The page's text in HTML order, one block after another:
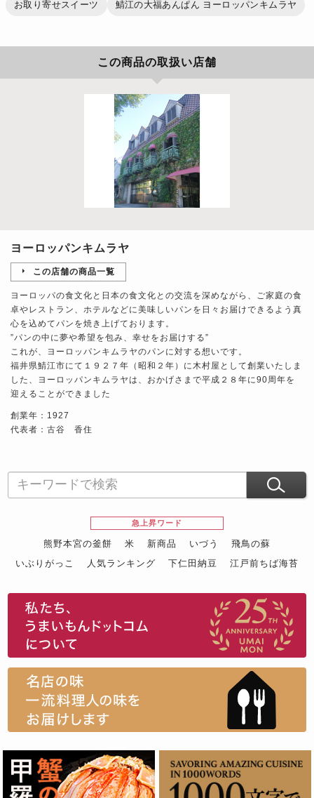
お取り寄せスイーツ 鯖江の大福あんぱん ヨーロッパンキムラヤ
この商品の取扱い店舗
ヨーロッパンキムラヤ
この店舗の商品一覧
ヨーロッパの食文化と日本の食文化との交流を深めながら、ご家庭の食
卓やレストラン、ホテルなどに美味しいパンを日々お届けできるよう真
心を込めてパンを焼き上げております。
”パンの中に夢や希望を包み、幸せをお届けする”
これが、ヨーロッパンキムラヤのパンに対する想いです。
福井県鯖江市にて１９２７年（昭和２年）に木村屋として創業いたしま
した、ヨーロッパンキムラヤは、おかげさまで平成２８年に90周年を
迎えることができました
創業年：1927
代表者：古谷 香住
急上昇ワード
熊野本宮の釜餅 米 新商品 いづう
飛鳥の蘇
いぶりがっこ
人気ランキング 下仁田納豆
江戸前ちば海苔